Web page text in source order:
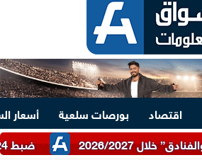
اقتصاد بورصات سلعية
أسعار
ضبط 24 طن دقيق أبيض وبلدي مدعم عبر شرطة التموين